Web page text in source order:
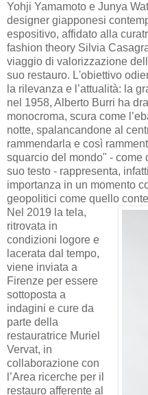
Yohji Yamamoto e Junya
designer giapponesi
espositivo, affidato alla
fashion theory Silvia
viaggio di valorizzazione
suo restauro. L'obiettivo
la rilevanza e l’attualità: la
nel 1958, Alberto Burri ha
monocroma, scura come
notte, spalancandone al
rammendarla e così
squarcio del mondo" - come
suo testo - rappresenta,
importanza in un momento
geopolitici come quello
Nel 2019 la tela,
ritrovata in
condizioni logore e
lacerata dal tempo,
viene inviata a
Firenze per essere
sottoposta a
indagini e cure da
parte della
restauratrice Muriel
Vervat, in
collaborazione con
l’Area ricerche per il
restauro afferente al